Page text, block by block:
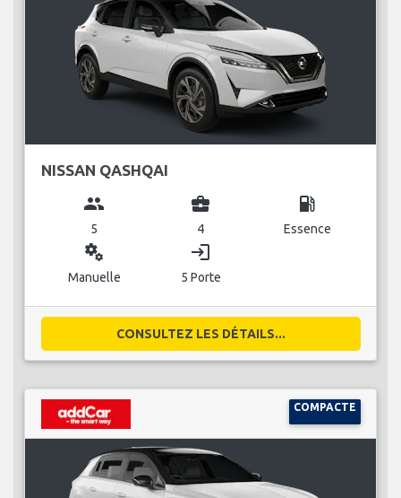
NISSAN QASHQAI
group
5
business_center
4
local_gas_station
Essence
miscellaneous_services
Manuelle
login
5 Porte
CONSULTEZ LES DÉTAILS...
COMPACTE